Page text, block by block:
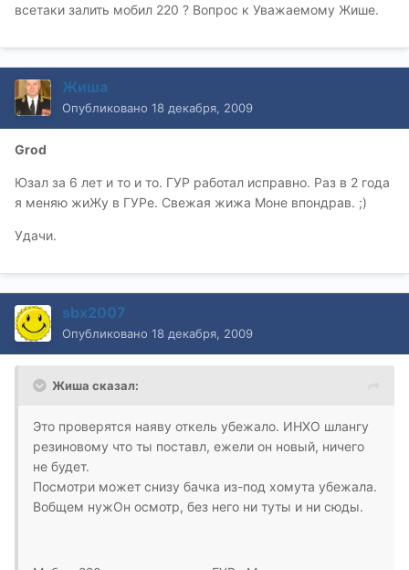
всетаки залить мобил 220 ? Вопрос к Уважаемому Жише.
Жиша
Опубликовано 18 декабря, 2009
Grod
Юзал за 6 лет и то и то. ГУР работал исправно. Раз в 2 года
я меняю жиЖу в ГУРе. Свежая жижа Моне впондрав. ;)
Удачи.
sbx2007
Опубликовано 18 декабря, 2009
Жиша сказал:
Это проверятся наяву откель убежало. ИНХО шлангу
резиновому что ты поставл, ежели он новый, ничего
не будет.
Посмотри может снизу бачка из-под хомута убежала.
Вобщем нужОн осмотр, без него ни туты и ни сюды.